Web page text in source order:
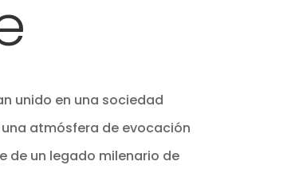
unido en una sociedad
atmósfera de evocación
de un legado milenario de